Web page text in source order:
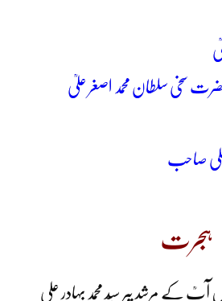
ہجرت
ء میں آپؒ کے مرشد پیر سیّد محمد بہادر علی